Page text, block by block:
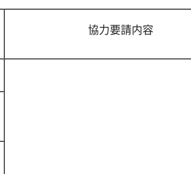
協力要請内容